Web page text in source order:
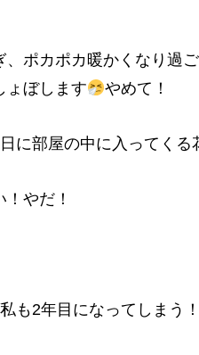
、ポカポカ暖かくなり
ょぼします
やめて！
に部屋の中に入ってくる
やだ！
も2年目になってしまう